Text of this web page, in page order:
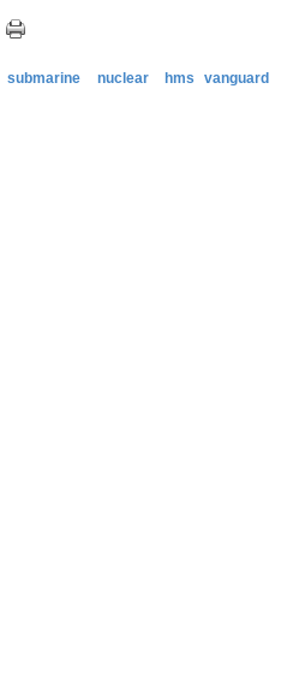
submarine nuclear
hms vanguard